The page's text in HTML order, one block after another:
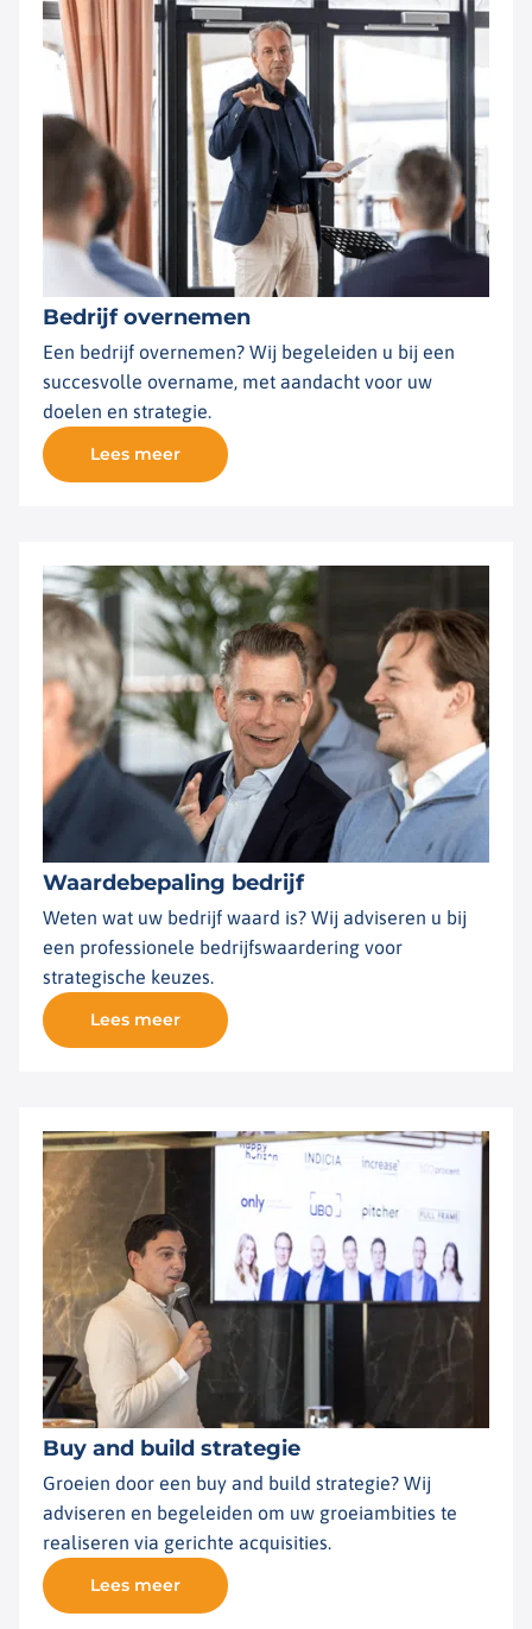
Bedrijf overnemen
Een bedrijf overnemen? Wij begeleiden u bij een
succesvolle overname, met aandacht voor uw
doelen en strategie.
Lees meer
Waardebepaling bedrijf
Weten wat uw bedrijf waard is? Wij adviseren u bij
een professionele bedrijfswaardering voor
strategische keuzes.
Lees meer
Buy and build strategie
Groeien door een buy and build strategie? Wij
adviseren en begeleiden om uw groeiambities te
realiseren via gerichte acquisities.
Lees meer